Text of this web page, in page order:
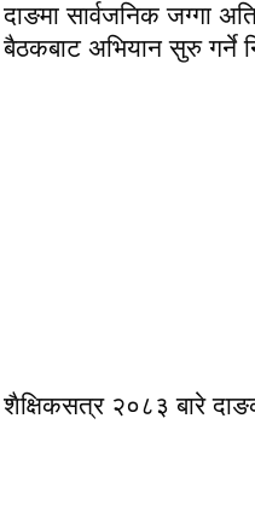
दाङमा सार्वजनिक जग्गा
बैठकबाट अभियान सुरु गर्ने
शैक्षिकसत्र २०८३ बारे